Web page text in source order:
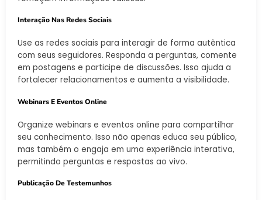
Interação Nas Redes Sociais
Use as redes sociais para interagir de forma autêntica
com seus seguidores. Responda a perguntas, comente
em postagens e participe de discussões. Isso ajuda a
fortalecer relacionamentos e aumenta a visibilidade.
Webinars E Eventos Online
Organize webinars e eventos online para compartilhar
seu conhecimento. Isso não apenas educa seu público,
mas também o engaja em uma experiência interativa,
permitindo perguntas e respostas ao vivo.
Publicação De Testemunhos